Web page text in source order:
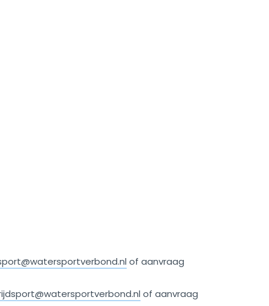
of aanvraag
of aanvraag